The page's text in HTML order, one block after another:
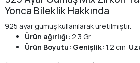
Yonca Bileklik Hakkında
925 ayar gümüş kullanılarak üretilmiştir.
Ürün ağırlığı: 2.3 Gr.
Ürün Boyutu: Genişlik: 1.2 cm